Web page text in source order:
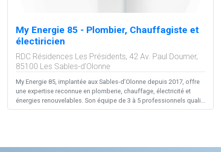
My Energie 85 - Plombier, Chauffagiste et
électiricien
RDC Résidences Les Présidents, 42 Av. Paul Doumer,
85100 Les Sables-d'Olonne
My Energie 85, implantée aux Sables-d’Olonne depuis 2017, offre
une expertise reconnue en plomberie, chauffage, électricité et
énergies renouvelables. Son équipe de 3 à 5 professionnels quali...